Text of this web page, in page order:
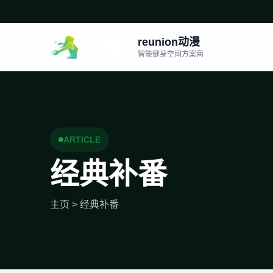
reunion动漫
智能健身空间方案商
ARTICLE
经典补番
主页 > 经典补番